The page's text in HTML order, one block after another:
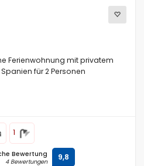
mit privatem
für 2 Personen
1
Bewertung
4 Bewertungen 9,8